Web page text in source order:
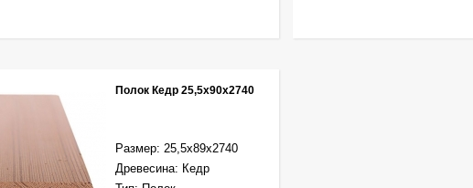
Полок Кедр 25,5х90х2740
Размер: 25,5х89х2740
Древесина: Кедр